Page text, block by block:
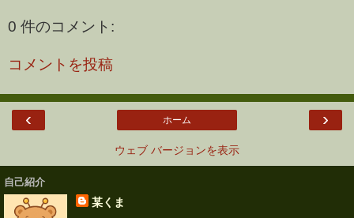
0 件のコメント:
コメントを投稿
‹ ›
ホーム
ウェブ バージョンを表示
自己紹介
某くま